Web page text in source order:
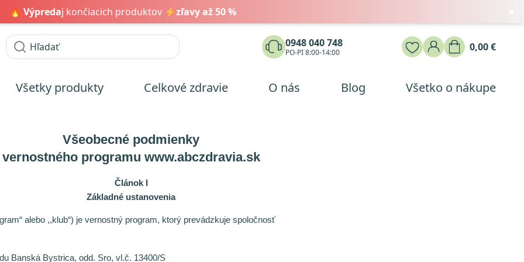
🔥 Výpredaj končiacich produktov ⚡zľavy až 50 %
0948 040 748
PO-PI 8:00-14:00 0,00 €
Vlasy
Všetky produkty
18
Laktoferín
Celkové zdravie
3
mentálny výkon
Ženské zdravie
Srdce a cievy 3
O nás Blog Všetko o nákupe
Všeobecné podmienky
vernostného programu www.abczdravia.sk
Článok I
Základné ustanovenia
alebo ,,klub“) je vernostný program, ktorý prevádzkuje spoločnosť
Banská Bystrica, odd. Sro, vl.č. 13400/S